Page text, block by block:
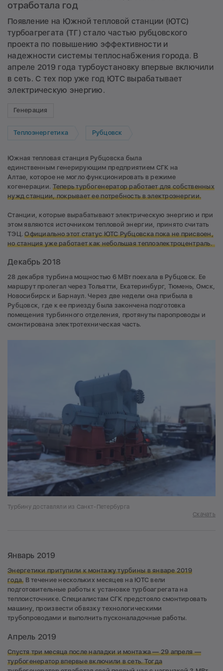
отработала год
Появление на Южной тепловой станции (ЮТС)
турбоагрегата (ТГ) стало частью рубцовского
проекта по повышению эффективности и
надежности системы теплоснабжения города. В
апреле 2019 года турбоустановку впервые включили
в сеть. С тех пор уже год ЮТС вырабатывает
электрическую энергию.
Генерация
Теплоэнергетика Рубцовск
Южная тепловая станция Рубцовска была
единственным генерирующим предприятием СГК на
Алтае, которое не могло функционировать в режиме
когенерации. Теперь турбогенератор работает для собственных
нужд станции, покрывает ее потребность в электроэнергии.
Станции, которые вырабатывают электрическую энергию и при
этом являются источником тепловой энергии, принято считать
ТЭЦ.Официально этот статус ЮТС Рубцовска пока не присвоен,
но станция уже работает как небольшая теплоэлектроцентраль.
Декабрь 2018
28 декабря турбина мощностью 6 МВт поехала в Рубцовск. Ее
маршрут пролегал через Тольятти, Екатеринбург, Тюмень, Омск,
Новосибирск и Барнаул. Через две недели она прибыла в
Рубцовск, где к ее приезду была закончена подготовка
помещения турбинного отделения, протянуты паропроводы и
смонтирована электротехническая часть.
Турбину доставляли из Санкт-Петербурга
Скачать
Январь 2019
Энергетики притупили к монтажу турбины в январе 2019
года. В течение нескольких месяцев на ЮТС вели
подготовительные работы к установке турбоагрегата на
теплоисточнике. Специалистам СГК предстояло смонтировать
машину, произвести обвязку технологическими
трубопроводами и выполнить пусконаладочные работы.
Апрель 2019
Спустя три месяца после наладки и монтажа — 29 апреля —
турбогенератор впервые включили в сеть. Тогда